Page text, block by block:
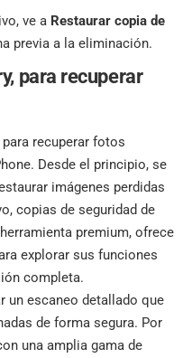
ve a Restaurar copia de
previa a la eliminación.
para recuperar
recuperar fotos
Desde el principio, se
imágenes perdidas
copias de seguridad de
premium, ofrece
explorar sus funciones
completa.
un escaneo detallado que
de forma segura. Por
una amplia gama de